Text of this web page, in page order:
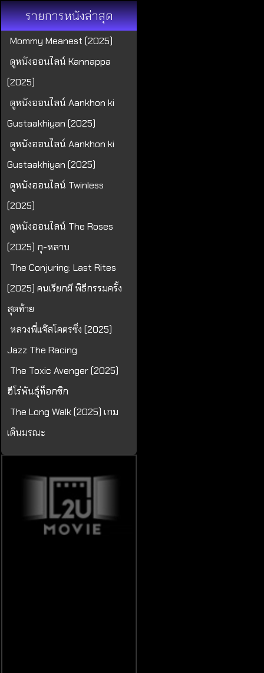
รายการหนังล่าสุด
Mommy Meanest (2025)
ดูหนังออนไลน์ Kannappa
(2025)
ดูหนังออนไลน์ Aankhon ki
Gustaakhiyan (2025)
ดูหนังออนไลน์ Aankhon ki
Gustaakhiyan (2025)
ดูหนังออนไลน์ Twinless
(2025)
ดูหนังออนไลน์ The Roses
(2025) กุ-หลาบ
The Conjuring: Last Rites
(2025) คนเรียกผี พิธีกรรมครั้ง
สุดท้าย
หลวงพี่แจ๊สโคตรซิ่ง (2025)
Jazz The Racing
The Toxic Avenger (2025)
ฮีโร่พันธุ์ท็อกซิก
The Long Walk (2025) เกม
เดินมรณะ